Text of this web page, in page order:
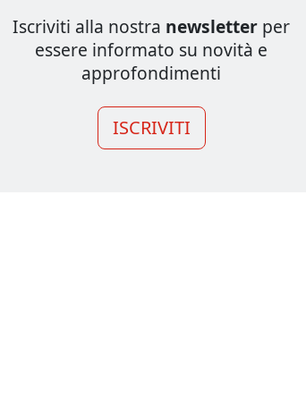
Iscriviti alla nostra newsletter per
essere informato su novità e
approfondimenti
ISCRIVITI